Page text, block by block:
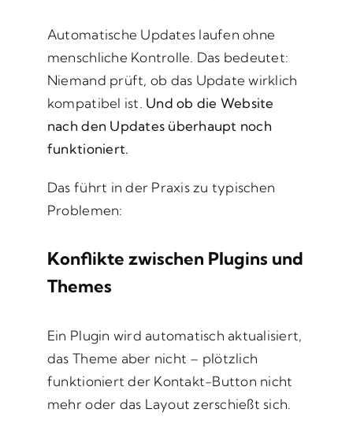
Automatische Updates laufen ohne
menschliche Kontrolle. Das bedeutet:
Niemand prüft, ob das Update wirklich
kompatibel ist. Und ob die Website
nach den Updates überhaupt noch
funktioniert.
Das führt in der Praxis zu typischen
Problemen:
Konflikte zwischen Plugins und
Themes
Ein Plugin wird automatisch aktualisiert,
das Theme aber nicht – plötzlich
funktioniert der Kontakt-Button nicht
mehr oder das Layout zerschießt sich.